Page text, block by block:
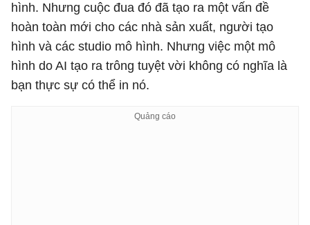
hình. Nhưng cuộc đua đó đã tạo ra một vấn đề
hoàn toàn mới cho các nhà sản xuất, người tạo
hình và các studio mô hình. Nhưng việc một mô
hình do AI tạo ra trông tuyệt vời không có nghĩa là
bạn thực sự có thể in nó.